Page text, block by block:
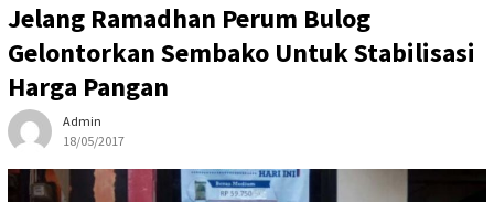
Jelang Ramadhan Perum Bulog
Gelontorkan Sembako Untuk Stabilisasi
Harga Pangan
Admin
18/05/2017